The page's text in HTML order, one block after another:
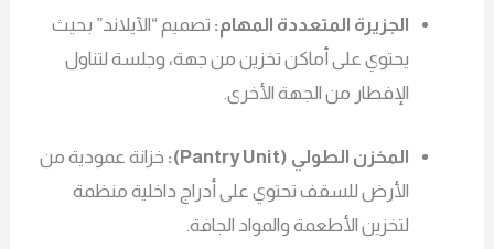
الجزيرة المتعددة المهام:تصميم “الآيلاند” بحيث
يحتوي على أماكن تخزين من جهة، وجلسة لتناول
الإفطار من الجهة الأخرى.
المخزن الطولي (Pantry Unit):
خزانة عمودية من
الأرض للسقف تحتوي على أدراج داخلية منظمة
لتخزين الأطعمة والمواد الجافة.